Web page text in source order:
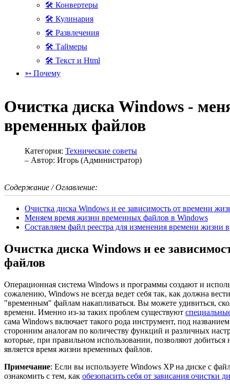
🛠 Конвертеры
🛠 Кулинария
🛠 Развлечения
🛠 Таймеры
🛠 Текст и Html
➳ Почему
Очистка диска Windows -
временных файлов
Категория: Технические советы
– Автор: Игорь (Администратор)
Содержание / Оглавление:
Очистка диска Windows и ее зависимость от времени
Меняем время жизни временных файлов в Windows
Составляем файл реестра для изменения времени жизни
Очистка диска Windows и ее
файлов
Операционная система Windows и программы создают и
сожалению, Windows не всегда ведет себя так, как должна
"временным" файлам накапливаться. Вы можете удивиться,
времени. Именно из-за таких проблем существуют
сама Windows включает такого рода инструмент, под
сторонним аналогам по количеству функций и различных
которые, при правильном использовании, позволяют
является время жизни временных файлов.
Примечание: Если вы используете Windows XP на диске с
ознакомить с тем, как обезопасить себя от зависания очистки